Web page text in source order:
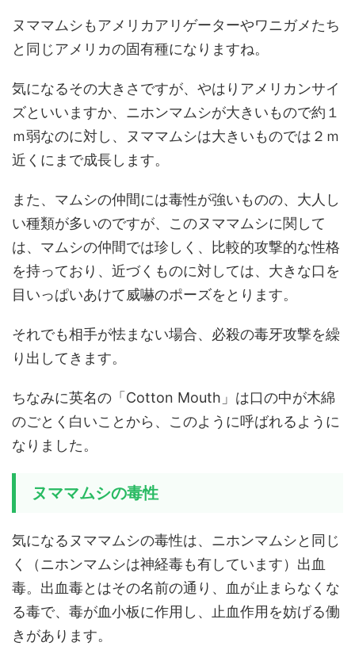
ヌママムシもアメリカアリゲーターやワニガメたち
と同じアメリカの固有種になりますね。
気になるその大きさですが、やはりアメリカンサイ
ズといいますか、ニホンマムシが大きいもので約１
ｍ弱なのに対し、ヌママムシは大きいものでは２ｍ
近くにまで成長します。
また、マムシの仲間には毒性が強いものの、大人し
い種類が多いのですが、このヌママムシに関して
は、マムシの仲間では珍しく、比較的攻撃的な性格
を持っており、近づくものに対しては、大きな口を
目いっぱいあけて威嚇のポーズをとります。
それでも相手が怯まない場合、必殺の毒牙攻撃を繰
り出してきます。
ちなみに英名の「Cotton Mouth」は口の中が木綿
のごとく白いことから、このように呼ばれるように
なりました。
ヌママムシの毒性
気になるヌママムシの毒性は、ニホンマムシと同じ
く（ニホンマムシは神経毒も有しています）出血
毒。出血毒とはその名前の通り、血が止まらなくな
る毒で、毒が血小板に作用し、止血作用を妨げる働
きがあります。